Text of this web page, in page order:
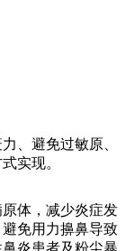
、避免过敏原、
实现。
体，减少炎症发
免用力擤鼻导致
炎患者及粉尘暴